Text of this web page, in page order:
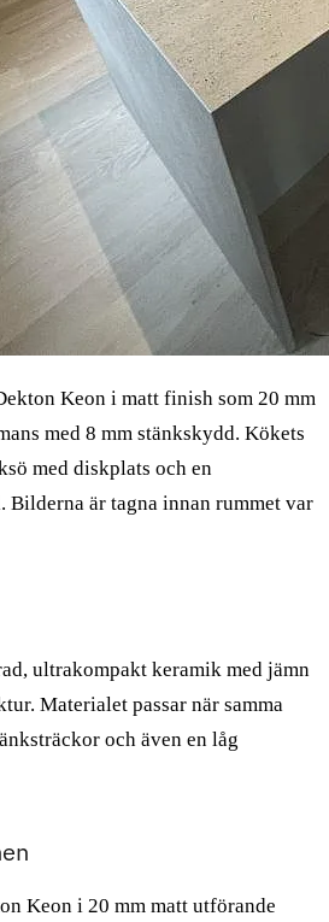
Keon i matt finish som 20 mm
med 8 mm stänkskydd. Kökets
med diskplats och en
Bilderna är tagna innan rummet var
ultrakompakt keramik med jämn
Materialet passar när samma
och även en låg
Keon i 20 mm matt utförande